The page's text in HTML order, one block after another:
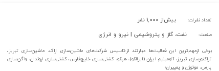
تعداد نفرات: بیش‌از ۱,۰۰۰ نفر
صنعت: نفت، گاز و پتروشیمی | نیرو و انرژی
برخی از‌مهم‌ترین این فعالیت‌ها عبارتند از:تاسیس شرکت‌های ماشین‌سازی اراک، ماشین‌سازی تبریز،
‌تراکتورسازی تبریز، آلومینیم ایران (ایرالکو)، هپکو، کشتی‌سازی خلیج‌فارس، کشتی‌سازی اروندان، واگن‌سازی
پارس، موتوژن و پمپیران؛